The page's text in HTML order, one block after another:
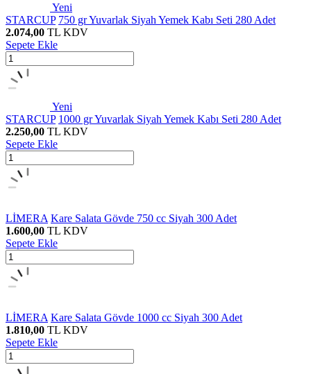
Yeni
STARCUP 750 gr Yuvarlak Siyah Yemek Kabı Seti 280 Adet
2.074,00 TL KDV
Sepete Ekle
Yeni
STARCUP 1000 gr Yuvarlak Siyah Yemek Kabı Seti 280 Adet
2.250,00 TL KDV
Sepete Ekle
LİMERA Kare Salata Gövde 750 cc Siyah 300 Adet
1.600,00 TL KDV
Sepete Ekle
LİMERA Kare Salata Gövde 1000 cc Siyah 300 Adet
1.810,00 TL KDV
Sepete Ekle